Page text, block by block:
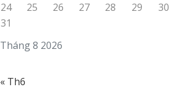
Tháng 8 2026
24
25 26 27 28 29
30
31
« Th6